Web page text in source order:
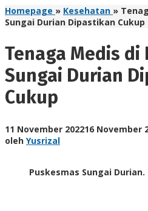
Homepage » Kesehatan »
Sungai Durian Dipastikan Cukup
Tenaga Medis di
Sungai Durian
Cukup
11 November 202216 November
oleh Yusrizal
Puskesmas Sungai Durian.